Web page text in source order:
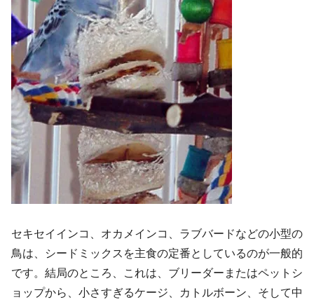
セキセイインコ、オカメインコ、ラブバードなどの小型の
鳥は、シードミックスを主食の定番としているのが一般的
です。結局のところ、これは、ブリーダーまたはペットシ
ョップから、小さすぎるケージ、カトルボーン、そして中